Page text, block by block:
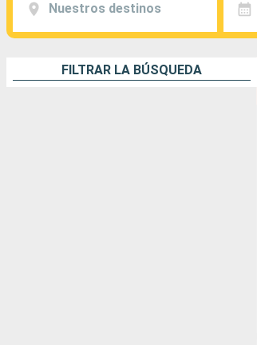
Nuestros destinos
FILTRAR LA BÚSQUEDA